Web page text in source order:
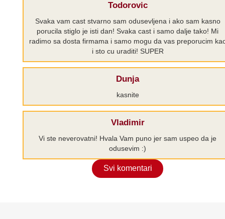
Todorovic
Svaka vam cast stvarno sam odusevljena i ako sam kasno
porucila stiglo je isti dan! Svaka cast i samo dalje tako! Mi
radimo sa dosta firmama i samo mogu da vas preporucim
i sto cu uraditi! SUPER
Dunja
kasnite
Vladimir
Vi ste neverovatni! Hvala Vam puno jer sam uspeo da je
odusevim :)
Svi komentari